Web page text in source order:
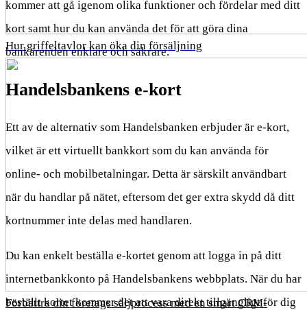
Hur griffeltavlor kan öka din försäljning
Förbättra din företags säljprocess med en smart CRM-
kommer att gå igenom olika funktioner och fördelar med ditt
kort samt hur du kan använda det för att göra dina
bankärenden enklare och säkrare.
Handelsbankens e-kort
Ett av de alternativ som Handelsbanken erbjuder är e-kort,
vilket är ett virtuellt bankkort som du kan använda för
online- och mobilbetalningar. Detta är särskilt användbart
när du handlar på nätet, eftersom det ger extra skydd då ditt
kortnummer inte delas med handlaren.
Du kan enkelt beställa e-kortet genom att logga in på ditt
internetbankkonto på Handelsbankens webbplats. När du har
beställt kortet kommer det att vara direkt tillgängligt för dig